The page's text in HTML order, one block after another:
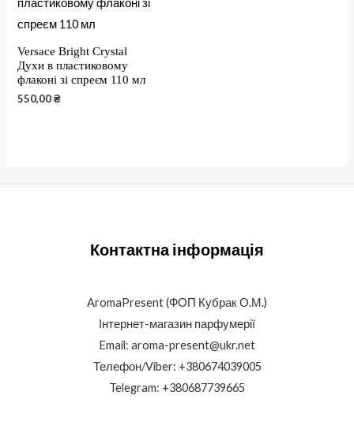
Versace Bright Crystal
Духи в пластиковому
флаконі зі спреєм 110 мл
550,00₴
Контактна інформація
AromaPresent (ФОП Кубрак О.М.)
Інтернет-магазин парфумерії
Email: aroma-present@ukr.net
Телефон/Viber: +380674039005
Telegram: +380687739665